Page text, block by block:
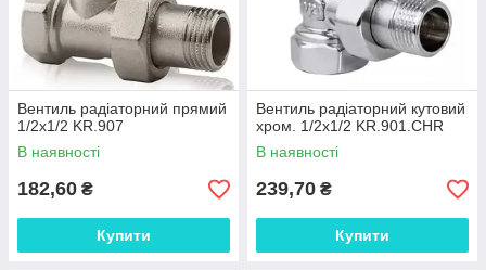
Вентиль радіаторний прямий
1/2x1/2 KR.907
В наявності
182,60 ₴
Купити
Вентиль радіаторний кутовий
хром. 1/2x1/2 KR.901.CHR
В наявності
239,70 ₴
Купити